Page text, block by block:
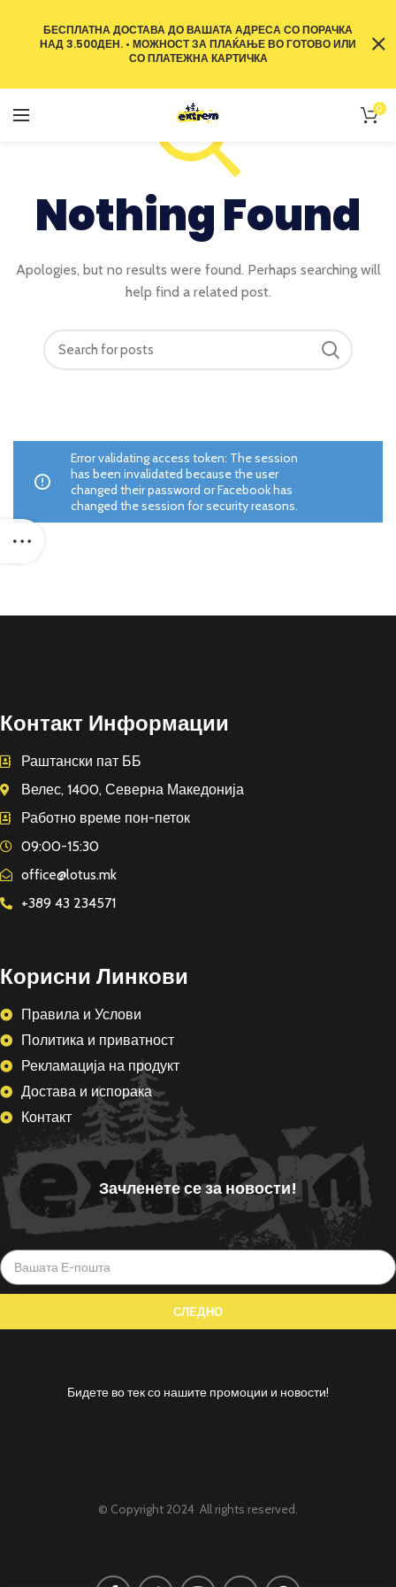
0
Nothing Found
Apologies, but no results were found. Perhaps searching will
help find a related post.
Error validating access token: The session
has been invalidated because the user
changed their password or Facebook has
changed the session for security reasons.
Контакт Информации
Раштански пат ББ
Велес, 1400, Северна Македонија
Работно време пон-петок
09:00-15:30
office@lotus.mk
+389 43 234571
Корисни Линкови
Правила и Услови
Политика и приватност
Рекламација на продукт
Достава и испорака
Контакт
Зачленете се за новости!
Бидете во тек со нашите промоции и новости!
© Copyright 2024 All rights reserved.
БЕСПЛАТНА ДОСТАВА ДО ВАШАТА АДРЕСА СО ПОРАЧКА
НАД 3.500ДЕН. • МОЖНОСТ ЗА ПЛАЌАЊЕ ВО ГОТОВО ИЛИ
СО ПЛАТЕЖНА КАРТИЧКА